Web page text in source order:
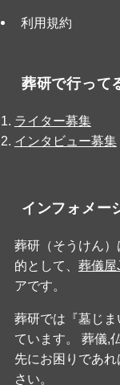
利用規約
葬研で行って
ライター募集
インタビュー募集
インフォメー
葬研（そうけん
的として、 葬儀屋
アです。
葬研では『墓じ
ています。 葬儀,
先にお困りであれ
さい。